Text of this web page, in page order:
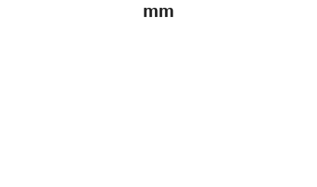
mm